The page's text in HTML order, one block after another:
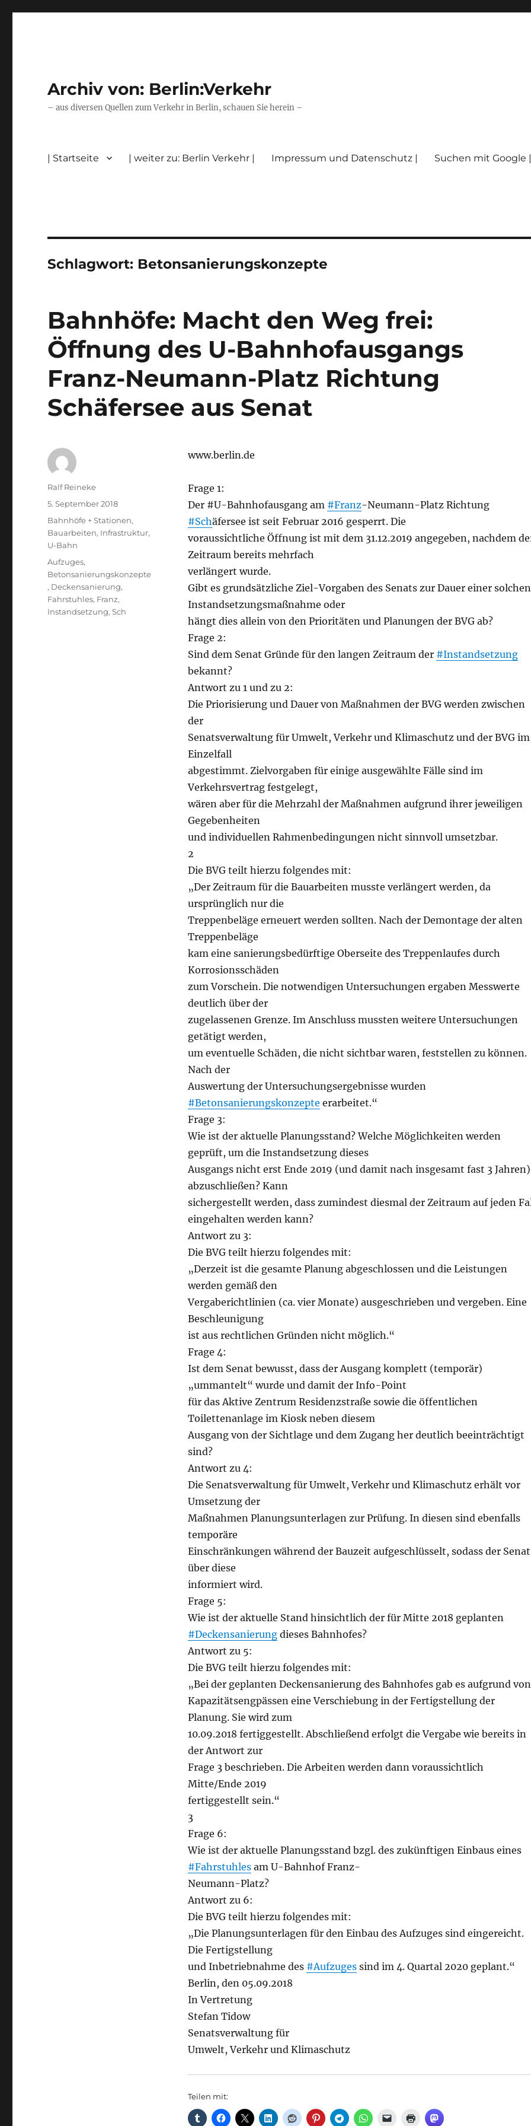
Archiv von: Berlin:Verkehr
– aus diversen Quellen zum Verkehr in Berlin, schauen Sie herein –
| Startseite | weiter zu: Berlin Verkehr | Impressum und Datenschutz | Suchen mit Google
Schlagwort: Betonsanierungskonzepte
Bahnhöfe: Macht den Weg frei:
Öffnung des U-Bahnhofausgangs
Franz-Neumann-Platz Richtung
Schäfersee aus Senat
www.berlin.de
Frage 1:
Der #U-Bahnhofausgang am #Franz-Neumann-Platz Richtung
#Schäfersee ist seit Februar 2016 gesperrt. Die
voraussichtliche Öffnung ist mit dem 31.12.2019 angegeben, nachdem
Zeitraum bereits mehrfach
verlängert wurde.
Gibt es grundsätzliche Ziel-Vorgaben des Senats zur Dauer einer solchen
Instandsetzungsmaßnahme oder
hängt dies allein von den Prioritäten und Planungen der BVG ab?
Frage 2:
Sind dem Senat Gründe für den langen Zeitraum der #Instandsetzung
bekannt?
Antwort zu 1 und zu 2:
Die Priorisierung und Dauer von Maßnahmen der BVG werden zwischen
der
Senatsverwaltung für Umwelt, Verkehr und Klimaschutz und der BVG im
Einzelfall
abgestimmt. Zielvorgaben für einige ausgewählte Fälle sind im
Verkehrsvertrag festgelegt,
wären aber für die Mehrzahl der Maßnahmen aufgrund ihrer jeweiligen
Gegebenheiten
und individuellen Rahmenbedingungen nicht sinnvoll umsetzbar.
2
Die BVG teilt hierzu folgendes mit:
„Der Zeitraum für die Bauarbeiten musste verlängert werden, da
ursprünglich nur die
Treppenbeläge erneuert werden sollten. Nach der Demontage der alten
Treppenbeläge
kam eine sanierungsbedürftige Oberseite des Treppenlaufes durch
Korrosionsschäden
zum Vorschein. Die notwendigen Untersuchungen ergaben Messwerte
deutlich über der
zugelassenen Grenze. Im Anschluss mussten weitere Untersuchungen
getätigt werden,
um eventuelle Schäden, die nicht sichtbar waren, feststellen zu können.
Nach der
Auswertung der Untersuchungsergebnisse wurden
#Betonsanierungskonzepte erarbeitet.“
Frage 3:
Wie ist der aktuelle Planungsstand? Welche Möglichkeiten werden
geprüft, um die Instandsetzung dieses
Ausgangs nicht erst Ende 2019 (und damit nach insgesamt fast 3 Jahren)
abzuschließen? Kann
sichergestellt werden, dass zumindest diesmal der Zeitraum auf jeden
eingehalten werden kann?
Antwort zu 3:
Die BVG teilt hierzu folgendes mit:
„Derzeit ist die gesamte Planung abgeschlossen und die Leistungen
werden gemäß den
Vergaberichtlinien (ca. vier Monate) ausgeschrieben und vergeben. Eine
Beschleunigung
ist aus rechtlichen Gründen nicht möglich.“
Frage 4:
Ist dem Senat bewusst, dass der Ausgang komplett (temporär)
„ummantelt“ wurde und damit der Info-Point
für das Aktive Zentrum Residenzstraße sowie die öffentlichen
Toilettenanlage im Kiosk neben diesem
Ausgang von der Sichtlage und dem Zugang her deutlich beeinträchtigt
sind?
Antwort zu 4:
Die Senatsverwaltung für Umwelt, Verkehr und Klimaschutz erhält vor
Umsetzung der
Maßnahmen Planungsunterlagen zur Prüfung. In diesen sind ebenfalls
temporäre
Einschränkungen während der Bauzeit aufgeschlüsselt, sodass der Senat
über diese
informiert wird.
Frage 5:
Wie ist der aktuelle Stand hinsichtlich der für Mitte 2018 geplanten
#Deckensanierungdieses Bahnhofes?
Antwort zu 5:
Die BVG teilt hierzu folgendes mit:
„Bei der geplanten Deckensanierung des Bahnhofes gab es aufgrund von
Kapazitätsengpässen eine Verschiebung in der Fertigstellung der
Planung. Sie wird zum
10.09.2018 fertiggestellt. Abschließend erfolgt die Vergabe wie bereits in
der Antwort zur
Frage 3 beschrieben. Die Arbeiten werden dann voraussichtlich
Mitte/Ende 2019
fertiggestellt sein.“
3
Frage 6:
Wie ist der aktuelle Planungsstand bzgl. des zukünftigen Einbaus eines
#Fahrstuhlesam U-Bahnhof Franz-
Neumann-Platz?
Antwort zu 6:
Die BVG teilt hierzu folgendes mit:
„Die Planungsunterlagen für den Einbau des Aufzuges sind eingereicht.
Die Fertigstellung
und Inbetriebnahme des #Aufzugessind im 4. Quartal 2020 geplant.“
Berlin, den 05.09.2018
In Vertretung
Stefan Tidow
Senatsverwaltung für
Umwelt, Verkehr und Klimaschutz
Teilen mit:
Autor
Ralf Reineke
Veröffentlicht
am
5. September 2018
Kategorien
Bahnhöfe + Stationen,
Bauarbeiten, Infrastruktur,
U-Bahn
Schlagwörter
Aufzuges,
Betonsanierungskonzepte
, Deckensanierung,
Fahrstuhles, Franz,
Instandsetzung,Sch